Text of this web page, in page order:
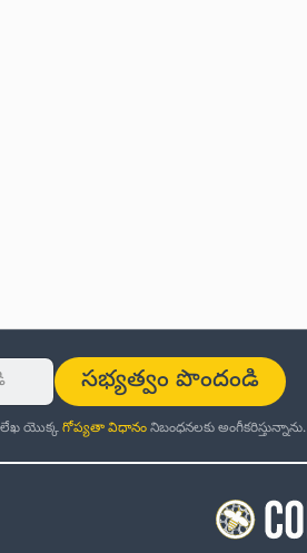
సభ్యత్వం పొందండి
యొక్కగోప్యతా విధానంనిబంధనలకు అంగీకరిస్తున్నాను.